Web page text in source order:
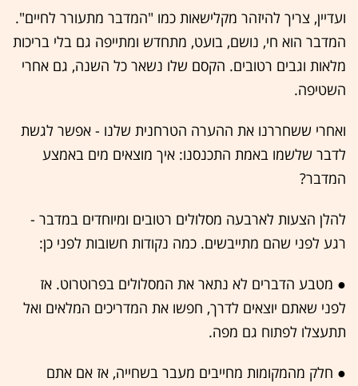
ועדיין, צריך להיזהר מקלישאות כמו "המדבר מתעורר לחיים".
המדבר הוא חי, נושם, בועט, מתחדש ומתייפה גם בלי בריכות
מלאות וגבים רטובים. הקסם שלו נשאר כל השנה, גם אחרי
השטיפה.
ואחרי ששחררנו את ההערה הטרחנית שלנו - אפשר לגשת
לדבר שלשמו באמת התכנסנו: איך מוצאים מים באמצע
המדבר?
להלן הצעות לארבעה מסלולים רטובים ומיוחדים במדבר -
רגע לפני שהם מתייבשים. כמה נקודות חשובות לפני כן:
● מטבע הדברים לא נתאר את המסלולים בפרוטרוט. אז
לפני שאתם יוצאים לדרך, חפשו את המדריכים המלאים ואל
תתעצלו לפתוח גם מפה.
● חלק מהמקומות מחייבים מעבר בשחייה, אז אם אתם